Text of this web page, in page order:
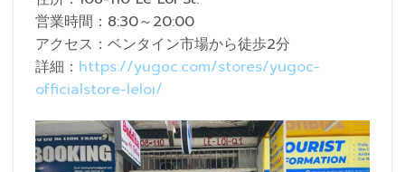
営業時間：8:30～20:00
アクセス：ベンタイン市場から徒歩2分
詳細： https://yugoc.com/stores/yugoc-
officialstore-leloi/